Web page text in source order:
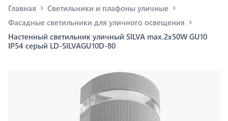
Главная
Светильники и плафоны уличные
Фасадные светильники для уличного освещения
Настенный светильник уличный SILVA max.2x50W GU10
IP54 серый LD-SILVAGU10D-80